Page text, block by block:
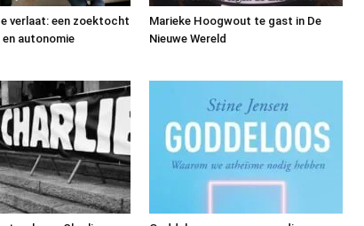
verlaat: een zoektocht
en autonomie
Marieke Hoogwout te gast in De
Nieuwe Wereld